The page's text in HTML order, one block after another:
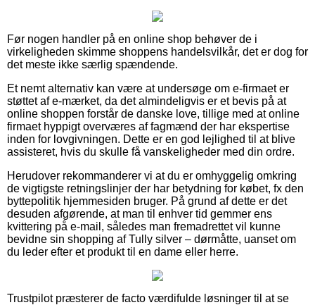
Før nogen handler på en online shop behøver de i
virkeligheden skimme shoppens handelsvilkår, det er dog for
det meste ikke særlig spændende.
Et nemt alternativ kan være at undersøge om e-firmaet er
støttet af e-mærket, da det almindeligvis er et bevis på at
online shoppen forstår de danske love, tillige med at online
firmaet hyppigt overværes af fagmænd der har ekspertise
inden for lovgivningen. Dette er en god lejlighed til at blive
assisteret, hvis du skulle få vanskeligheder med din ordre.
Herudover rekommanderer vi at du er omhyggelig omkring
de vigtigste retningslinjer der har betydning for købet, fx den
byttepolitik hjemmesiden bruger. På grund af dette er det
desuden afgørende, at man til enhver tid gemmer ens
kvittering på e-mail, således man fremadrettet vil kunne
bevidne sin shopping af Tully silver – dørmåtte, uanset om
du leder efter et produkt til en dame eller herre.
Trustpilot præsterer de facto værdifulde løsninger til at se